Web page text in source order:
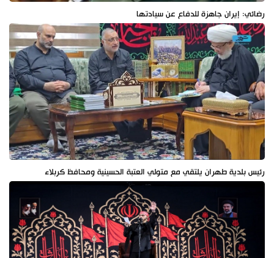
رضائي: إيران جاهزة للدفاع عن سيادتها
رئيس بلدية طهران يلتقي مع متولي العتبة الحسينية ومحافظ كربلاء